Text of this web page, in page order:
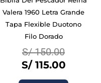
Valera 1960 Letra Grande
Tapa Flexible Duotono
Filo Dorado
S/150.00
S/115.00